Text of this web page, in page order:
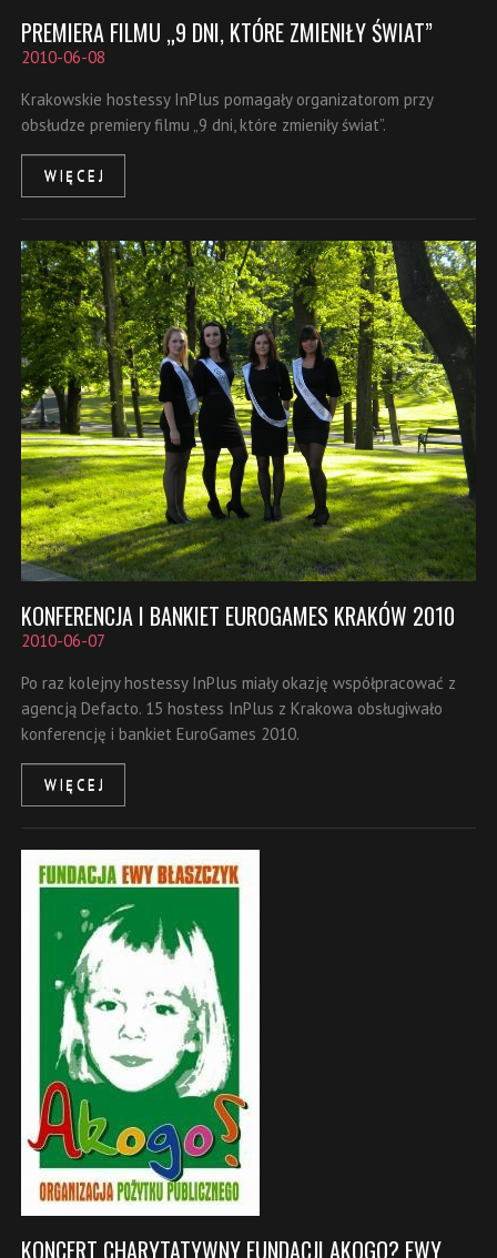
PREMIERA FILMU „9 DNI, KTÓRE ZMIENIŁY ŚWIAT”
2010-06-08
Krakowskie hostessy InPlus pomagały organizatorom przy
obsłudze premiery filmu „9 dni, które zmieniły świat”.
WIĘCEJ
KONFERENCJA I BANKIET EUROGAMES KRAKÓW 2010
2010-06-07
Po raz kolejny hostessy InPlus miały okazję współpracować z
agencją Defacto. 15 hostess InPlus z Krakowa obsługiwało
konferencję i bankiet EuroGames 2010.
WIĘCEJ
KONCERT CHARYTATYWNY FUNDACJI AKOGO? EWY